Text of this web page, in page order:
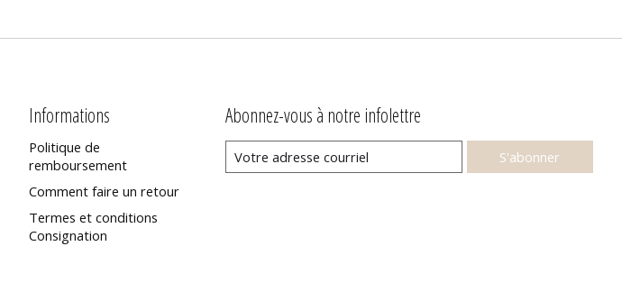
Informations
Politique de
remboursement
Comment faire un retour
Termes et conditions
Consignation
Abonnez-vous à notre infolettre
S'abonner